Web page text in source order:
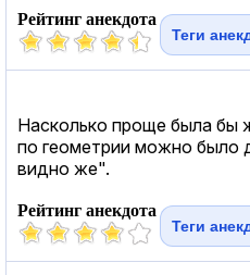
Рейтинг анекдота
Теги
Насколько проще была бы
по геометрии можно было
видно же".
Рейтинг анекдота
Теги